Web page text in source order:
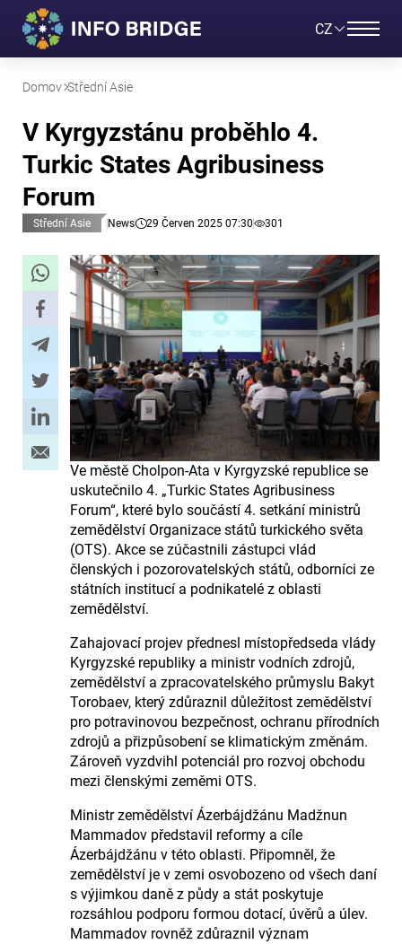
CZ
Domov Střední Asie
V Kyrgyzstánu proběhlo 4.
Turkic States Agribusiness
Forum
Střední Asie News 29 Červen 2025 07:30 301
Ve městě Cholpon-Ata v Kyrgyzské republice se
uskutečnilo 4. „Turkic States Agribusiness
Forum“, které bylo součástí 4. setkání ministrů
zemědělství Organizace států turkického světa
(OTS). Akce se zúčastnili zástupci vlád
členských i pozorovatelských států, odborníci ze
státních institucí a podnikatelé z oblasti
zemědělství.
Zahajovací projev přednesl místopředseda vlády
Kyrgyzské republiky a ministr vodních zdrojů,
zemědělství a zpracovatelského průmyslu Bakyt
Torobaev, který zdůraznil důležitost zemědělství
pro potravinovou bezpečnost, ochranu přírodních
zdrojů a přizpůsobení se klimatickým změnám.
Zároveň vyzdvihl potenciál pro rozvoj obchodu
mezi členskými zeměmi OTS.
Ministr zemědělství Ázerbájdžánu Madžnun
Mammadov představil reformy a cíle
Ázerbájdžánu v této oblasti. Připomněl, že
zemědělství je v zemi osvobozeno od všech daní
s výjimkou daně z půdy a stát poskytuje
rozsáhlou podporu formou dotací, úvěrů a úlev.
Mammadov rovněž zdůraznil význam